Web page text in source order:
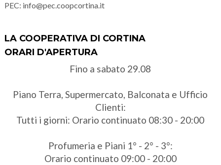
PEC: info@pec.coopcortina.it
LA COOPERATIVA DI CORTINA
ORARI D'APERTURA
Fino a sabato 29.08
Piano Terra, Supermercato, Balconata e Ufficio
Clienti:
Tutti i giorni: Orario continuato 08:30 - 20:00
Profumeria e Piani 1° - 2° - 3°:
Orario continuato 09:00 - 20:00